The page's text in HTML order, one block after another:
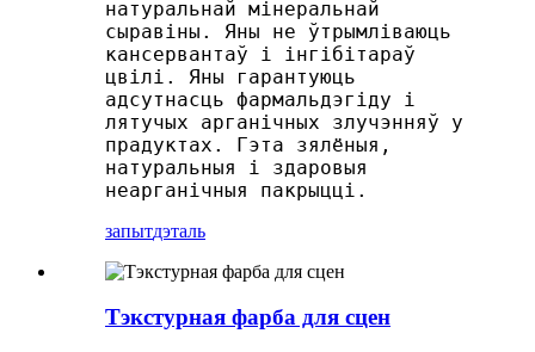
натуральнай мінеральнай
сыравіны. Яны не ўтрымліваюць
кансервантаў і інгібітараў
цвілі. Яны гарантуюць
адсутнасць фармальдэгіду і
лятучых арганічных злучэнняў у
прадуктах. Гэта зялёныя,
натуральныя і здаровыя
неарганічныя пакрыцці.
запытдэталь
Тэкстурная фарба для сцен